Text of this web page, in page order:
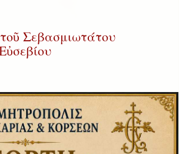
Σεβασμιωτάτου